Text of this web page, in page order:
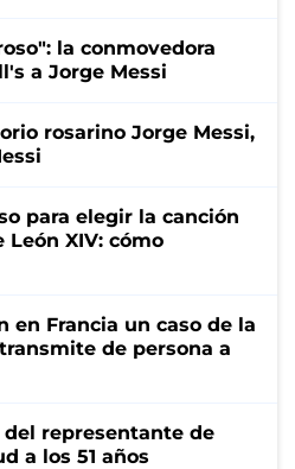
la conmovedora
a Jorge Messi
rosarino Jorge Messi,
para elegir la canción
XIV: cómo
en Francia un caso de la
de persona a
representante de
a los 51 años